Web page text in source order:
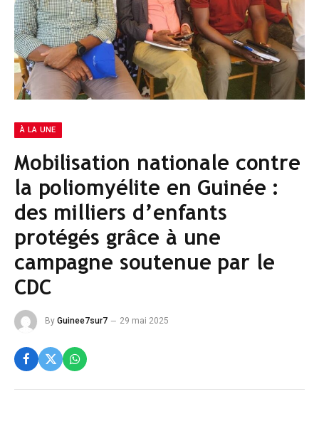
À LA UNE
Mobilisation nationale contre
la poliomyélite en Guinée :
des milliers d’enfants
protégés grâce à une
campagne soutenue par le
CDC
By Guinee7sur7 29 mai 2025